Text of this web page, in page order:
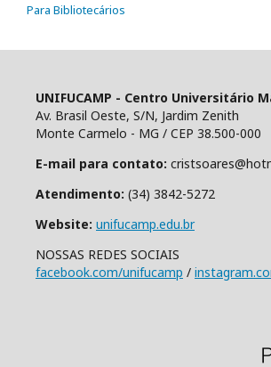
Para Bibliotecários
UNIFUCAMP - Centro Universitário
Av. Brasil Oeste, S/N, Jardim Zenith
Monte Carmelo - MG / CEP 38.500-000
E-mail para contato:
Atendimento: (34) 3842-5272
Website: unifucamp.edu.br
NOSSAS REDES SOCIAIS
facebook.com/unifucamp /